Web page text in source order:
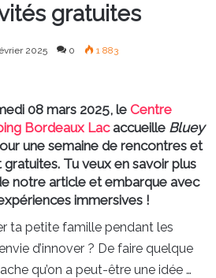
gratuites
2025 0 1 883
08 mars 2025, le Centre
Bordeaux Lacaccueille Bluey
une semaine de rencontres et
gratuites. Tu veux en savoir plus
notre article et embarque avec
immersives !
ta petite famille pendant les
d’innover ? De faire quelque
qu’on a peut-être une idée …